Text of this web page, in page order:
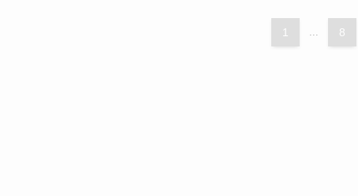
1 8